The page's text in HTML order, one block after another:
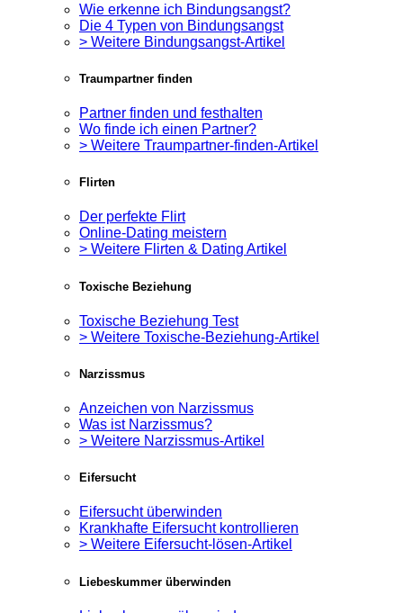
Wie erkenne ich Bindungsangst?
Die 4 Typen von Bindungsangst
> Weitere Bindungsangst-Artikel
Traumpartner finden
Partner finden und festhalten
Wo finde ich einen Partner?
> Weitere Traumpartner-finden-Artikel
Flirten
Der perfekte Flirt
Online-Dating meistern
> Weitere Flirten & Dating Artikel
Toxische Beziehung
Toxische Beziehung Test
> Weitere Toxische-Beziehung-Artikel
Narzissmus
Anzeichen von Narzissmus
Was ist Narzissmus?
> Weitere Narzissmus-Artikel
Eifersucht
Eifersucht überwinden
Krankhafte Eifersucht kontrollieren
> Weitere Eifersucht-lösen-Artikel
Liebeskummer überwinden